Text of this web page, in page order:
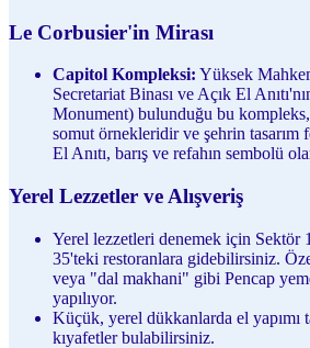
Le Corbusier'in Mirası
Capitol Kompleksi: Yüksek
Secretariat Binası ve Açık El
Monument) bulunduğu bu
somut örnekleridir ve şehrin tasarım
El Anıtı, barış ve refahın sembolü
Yerel Lezzetler ve Alışveriş
Yerel lezzetleri denemek için Sektör
35'teki restoranlara gidebilirsiniz.
veya "dal makhani" gibi Pencap
yapılıyor.
Küçük, yerel dükkanlarda el yapımı
kıyafetler bulabilirsiniz.